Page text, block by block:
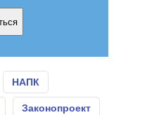
НАПК
Законопроект